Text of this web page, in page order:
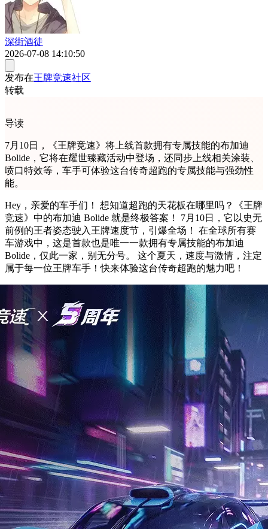
深街酒徒
2026-07-08 14:10:50
发布在王牌竞速社区
转载
导读
7月10日，《王牌竞速》将上线首款拥有专属技能的布加迪
Bolide，它将在耀世臻藏活动中登场，还同步上线相关涂装、
喷口特效等，车手可体验这台传奇超跑的专属技能与强劲性
能。
Hey，亲爱的车手们！ 想知道超跑的天花板在哪里吗？《王牌
竞速》中的布加迪 Bolide 就是终极答案！ 7月10日，它以史无
前例的王者姿态驶入王牌速度节，引爆全场！ 在全球所有赛
车游戏中，这是首款也是唯一一款拥有专属技能的布加迪
Bolide，仅此一家，别无分号。 这个夏天，速度与激情，注定
属于每一位王牌车手！快来体验这台传奇超跑的魅力吧！